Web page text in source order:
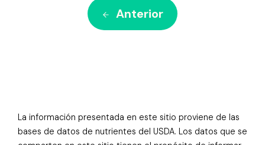
Anterior
La información presentada en este sitio proviene de las
bases de datos de nutrientes del USDA. Los datos que se